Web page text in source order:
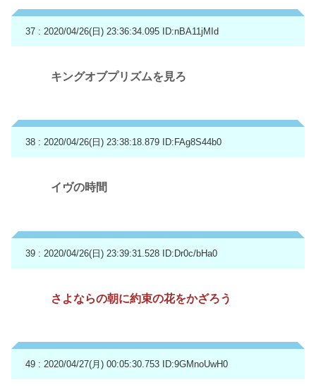
37 : 2020/04/26(日) 23:36:34.095 ID:nBA11jMId
キングオブプリズムを見ろ
38 : 2020/04/26(日) 23:38:18.879 ID:FAg8S44b0
イヴの時間
39 : 2020/04/26(日) 23:39:31.528 ID:Dr0c/bHa0
さよならの朝に約束の花をかざろう
49 : 2020/04/27(月) 00:05:30.753 ID:9GMnoUwH0